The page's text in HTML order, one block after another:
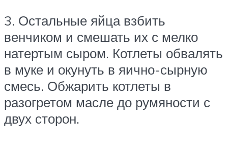
3. Остальные яйца взбить
венчиком и смешать их с мелко
натертым сыром. Котлеты обвалять
в муке и окунуть в яично-сырную
смесь. Обжарить котлеты в
разогретом масле до румяности с
двух сторон.